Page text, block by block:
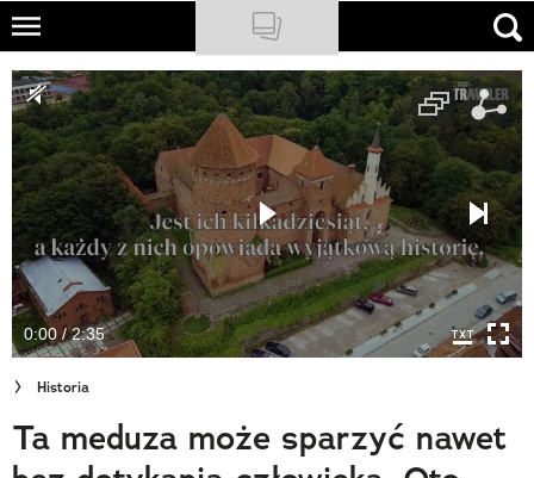
Skip
main
content
NATIONAL GEOGRAPHIC
TRAVELER
PODCASTY
Sklep
Newsletter
Cuda Polski
Wielki Konkurs Fotograficzny
Trendbook Podróżniczy
0:00 / 2:35
Historia
Ta meduza może sparzyć nawet